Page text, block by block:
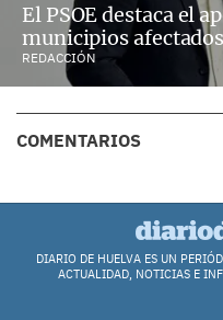
El PSOE destaca el
municipios
REDACCIÓN
COMENTARIOS
DIARIO DE HUELVA ES UN
ACTUALIDAD, NOTICIAS E